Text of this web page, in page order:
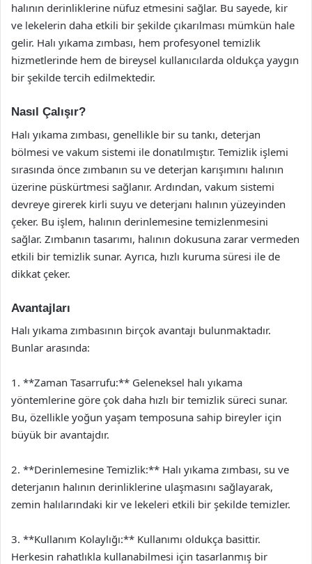
halının derinliklerine nüfuz etmesini sağlar. Bu sayede, kir
ve lekelerin daha etkili bir şekilde çıkarılması mümkün hale
gelir. Halı yıkama zımbası, hem profesyonel temizlik
hizmetlerinde hem de bireysel kullanıcılarda oldukça yaygın
bir şekilde tercih edilmektedir.
Nasıl Çalışır?
Halı yıkama zımbası, genellikle bir su tankı, deterjan
bölmesi ve vakum sistemi ile donatılmıştır. Temizlik işlemi
sırasında önce zımbanın su ve deterjan karışımını halının
üzerine püskürtmesi sağlanır. Ardından, vakum sistemi
devreye girerek kirli suyu ve deterjanı halının yüzeyinden
çeker. Bu işlem, halının derinlemesine temizlenmesini
sağlar. Zımbanın tasarımı, halının dokusuna zarar vermeden
etkili bir temizlik sunar. Ayrıca, hızlı kuruma süresi ile de
dikkat çeker.
Avantajları
Halı yıkama zımbasının birçok avantajı bulunmaktadır.
Bunlar arasında:
1. **Zaman Tasarrufu:** Geleneksel halı yıkama
yöntemlerine göre çok daha hızlı bir temizlik süreci sunar.
Bu, özellikle yoğun yaşam temposuna sahip bireyler için
büyük bir avantajdır.
2. **Derinlemesine Temizlik:** Halı yıkama zımbası, su ve
deterjanın halının derinliklerine ulaşmasını sağlayarak,
zemin halılarındaki kir ve lekeleri etkili bir şekilde temizler.
3. **Kullanım Kolaylığı:** Kullanımı oldukça basittir.
Herkesin rahatlıkla kullanabilmesi için tasarlanmış bir